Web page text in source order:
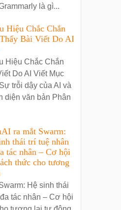
là gì...
Hiệu Chắc Chắn
Bài Viết Do AI
Hiệu Chắc Chắn
Do AI Viết Mục
trỗi dậy của AI và
diện văn bản Phân
ra mắt Swarm:
thái trí tuệ nhân
tác nhân – Cơ hội
thức cho tương
Hệ sinh thái
tác nhân – Cơ hội